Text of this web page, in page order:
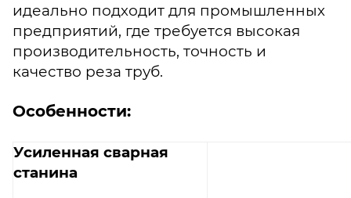
идеально подходит для промышленных
предприятий, где требуется высокая
производительность, точность и
качество реза труб.
Особенности:
Усиленная сварная
станина